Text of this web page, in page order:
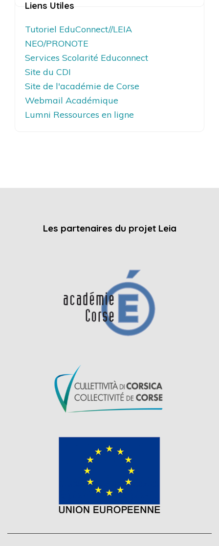
Liens Utiles
Tutoriel EduConnect//LEIA
NEO/PRONOTE
Services Scolarité Educonnect
Site du CDI
Site de l'académie de Corse
Webmail Académique
Lumni Ressources en ligne
Les partenaires du projet Leia